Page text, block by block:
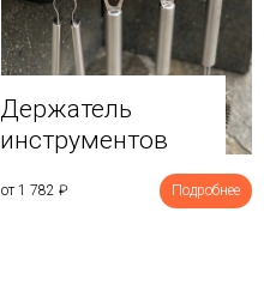
Держатель
инструментов
от 1 782 ₽ Подробнее